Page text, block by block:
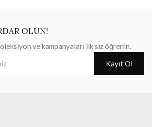
OLUN!
ve kampanyaları ilk siz öğrenin.
Kayıt Ol